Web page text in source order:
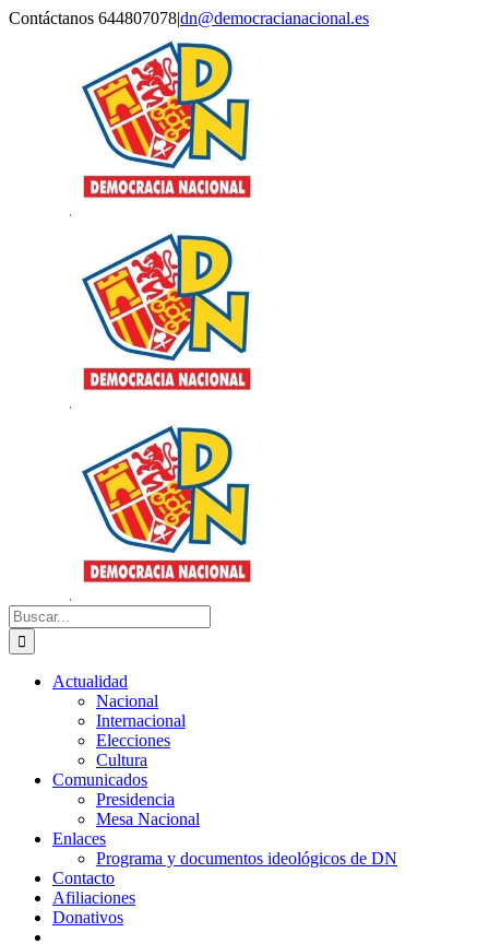
Saltar
Contáctanos 644807078|dn@democracianacional.es
Buscar:
Actualidad
Nacional
Internacional
Elecciones
Cultura
Comunicados
Presidencia
Mesa Nacional
Enlaces
Programa y documentos ideológicos de DN
Contacto
Afiliaciones
Donativos